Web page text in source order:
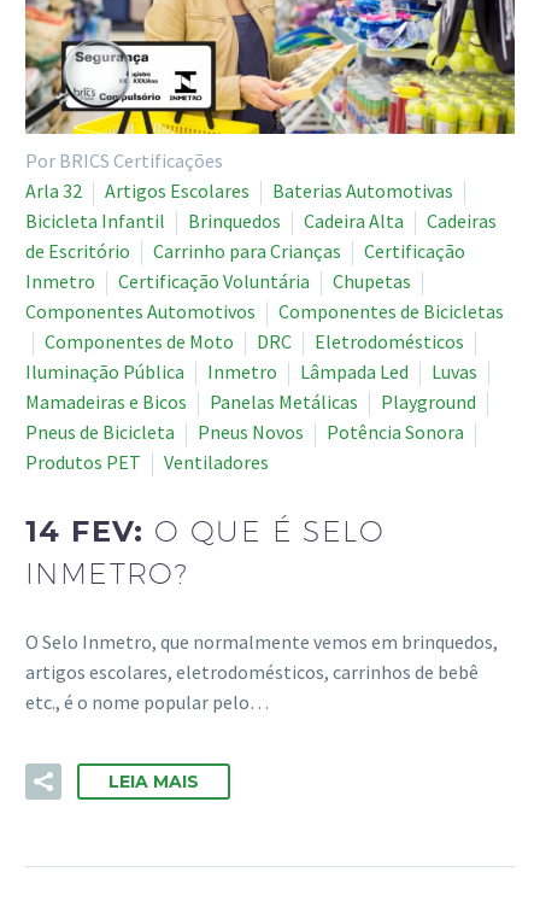
Por BRICS Certificações
Arla 32
Artigos Escolares
Baterias Automotivas
Bicicleta Infantil
Brinquedos Cadeira Alta
Cadeiras
de Escritório
Carrinho para Crianças
Certificação
Inmetro
Certificação Voluntária
Chupetas
Componentes Automotivos
Componentes de Bicicletas
Componentes de Moto
DRC
Eletrodomésticos
Iluminação Pública
Inmetro Lâmpada Led
Luvas
Mamadeiras e Bicos
Panelas Metálicas
Playground
Pneus de Bicicleta
Pneus Novos
Potência Sonora
Produtos PET
Ventiladores
14 FEV: O QUE É SELO
INMETRO?
O Selo Inmetro, que normalmente vemos em brinquedos,
artigos escolares, eletrodomésticos, carrinhos de bebê
etc., é o nome popular pelo…
LEIA MAIS